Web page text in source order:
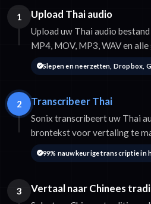
1 Upload Thai audio
Upload uw Thai audio
MP4, MOV, MP3, WAV en
Slepen en neerzetten, Dropbox,
2 Transcribeer Thai
Sonix transcribeert uw Thai
brontekst voor vertaling te
99% nauwkeurige transcriptie in
3 Vertaal naar Chinees